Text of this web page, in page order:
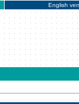
English